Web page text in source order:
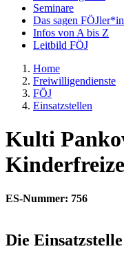
Seminare
Das sagen
Infos von A bis Z
Leitbild FÖJ
Home
Freiwilligendienste
FÖJ
Einsatzstellen
Kulti
ES-Nummer: 756
Die